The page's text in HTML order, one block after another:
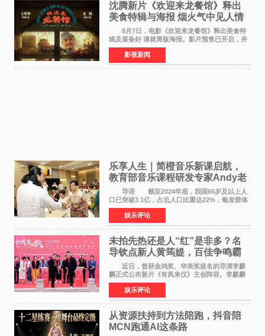
沈腾新片《欢迎来龙餐馆》释出
美食特辑与海报 烟火气中见人情
温暖
8月7日，电影《欢迎来龙餐馆》释出美食特
辑及菜备好 请就胃版海报。影片预售已开启，并
将于8月8日至10日14:00-21:00举行全国超前点
映。电影《欢迎来龙餐馆》作为战争美食喜剧大
片，讲述了中国
影视新闻
乐享人生｜简橙音乐新课启航，
教育部音乐课程研发专家Andy老
师重磅入驻领航银龄琴声
导语 截至2024年底，我国60岁及以上人
口已突破3 1亿，占总人口比重达22%，银发群体
的精神文化需求日益凸显。2024年1月，国务院办
公厅印发《关于发展银发经济增进老年人福祉的
意见》——这是
娱乐评论
未拍先热还是人“红”是非多？名
导钦点新人黄筠媞，百佳争鸣霸
气回应
近日，曾获金鸡奖、华表奖提名的导演李麒
麟正式公布新片《有凤来仪》主创阵容。李麒麟
早年凭电影《华容道》获得金鸡奖、华表奖提
名，此后长期参与国内外电影制作，其担任制片
人参与的作品亦曾
娱乐评论
从资源扶持到方法陪跑，抖音陪
MCN跑通AI这条路